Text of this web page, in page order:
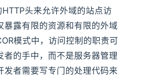
HTTP头来允许外域的站点访
暴露有限的资源和有限的外域
模式中，访问控制的职责可
者的手中，而不是服务器管理
发者需要写专门的处理代码来